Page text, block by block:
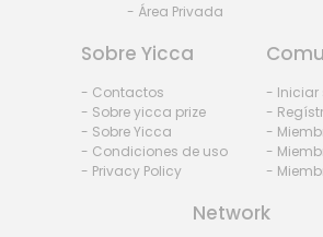
- Área Privada
Sobre Yicca
- Contactos
- Sobre yicca prize
- Sobre Yicca
- Condiciones de uso
- Privacy Policy
- Iniciar
-
-
-
-
Network